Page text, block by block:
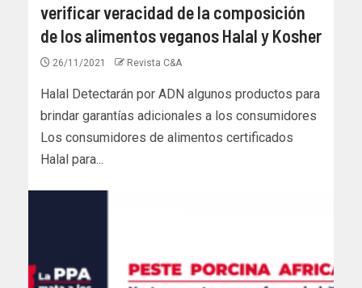
verificar veracidad de la composición
de los alimentos veganos Halal y Kosher
26/11/2021 Revista C&A
Halal Detectarán por ADN algunos productos para
brindar garantías adicionales a los consumidores
Los consumidores de alimentos certificados
Halal para...